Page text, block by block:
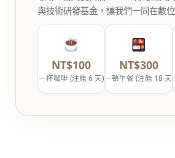
與技術研發基金，讓我們一同在數位
NT$100
一杯咖啡 (注能 6 天)
NT$300
一頓午餐 (注能 18 天)